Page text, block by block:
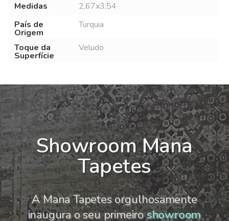
Medidas
2,67x3,54
País de
Origem
Turquia
Toque da
Superfície
Veludo
Showroom Mana
Tapetes
A Mana Tapetes orgulhosamente
inaugura o seu primeiroshowroom